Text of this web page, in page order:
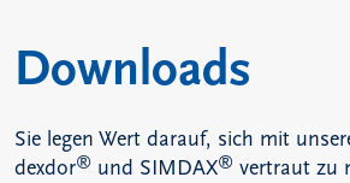
Downloads
Sie legen Wert darauf, sich mit
dexdor® und SIMDAX® vertraut zu